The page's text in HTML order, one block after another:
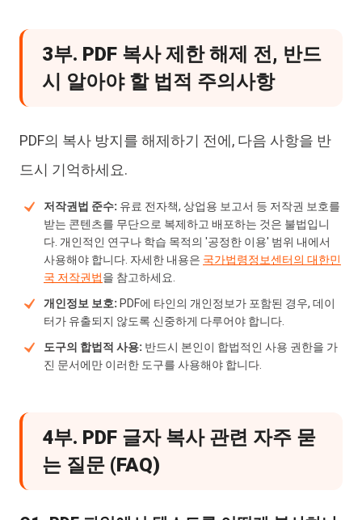
3부. PDF 복사 제한 해제 전, 반드
시 알아야 할 법적 주의사항
PDF의 복사 방지를 해제하기 전에, 다음 사항을 반
드시 기억하세요.
저작권법 준수: 유료 전자책, 상업용 보고서 등 저작권 보호를
받는 콘텐츠를 무단으로 복제하고 배포하는 것은 불법입니
다. 개인적인 연구나 학습 목적의 '공정한 이용' 범위 내에서
사용해야 합니다. 자세한 내용은 국가법령정보센터의 대한민
국 저작권법을 참고하세요.
개인정보 보호: PDF에 타인의 개인정보가 포함된 경우, 데이
터가 유출되지 않도록 신중하게 다루어야 합니다.
도구의 합법적 사용: 반드시 본인이 합법적인 사용 권한을 가
진 문서에만 이러한 도구를 사용해야 합니다.
4부. PDF 글자 복사 관련 자주 묻
는 질문 (FAQ)